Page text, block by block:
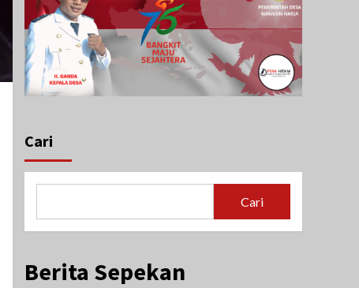
Cari
Cari
Berita Sepekan